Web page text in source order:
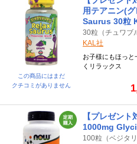
この商品にはまだ
クチコミがありません
用テアニン(
Saurus 30粒
30粒（チュワ
KAL社
お子様にもほっと
くリラックス
【プレゼン
1000mg
100粒（ベジタ